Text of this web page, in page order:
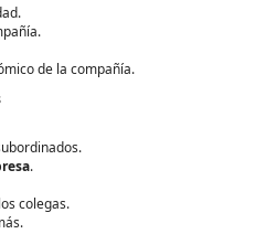
de la compañía.
.
colegas.